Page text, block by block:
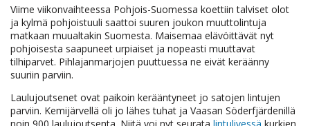
Viime viikonvaihteessa Pohjois-Suomessa koettiin talviset olot
ja kylmä pohjoistuuli saattoi suuren joukon muuttolintuja
matkaan muualtakin Suomesta. Maisemaa elävöittävät nyt
pohjoisesta saapuneet urpiaiset ja nopeasti muuttavat
tilhiparvet. Pihlajanmarjojen puuttuessa ne eivät keräänny
suuriin parviin.
Laulujoutsenet ovat paikoin kerääntyneet jo satojen lintujen
parviin. Kemijärvellä oli jo lähes tuhat ja Vaasan Söderfjärdenillä